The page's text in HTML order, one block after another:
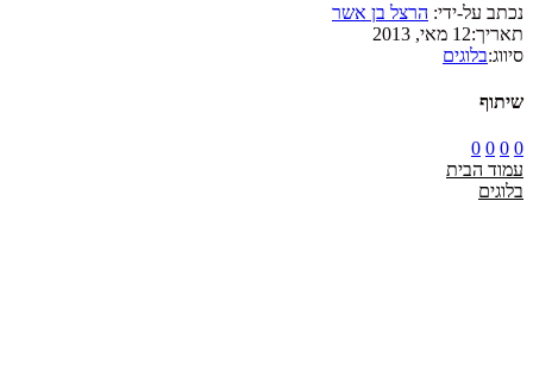
נכתב על-ידי: הרצל בן אשר
תאריך:12 מאי, 2013
סיווג:בלוגים
שיתוף
0
0
0
0
עמוד הבית
בלוגים